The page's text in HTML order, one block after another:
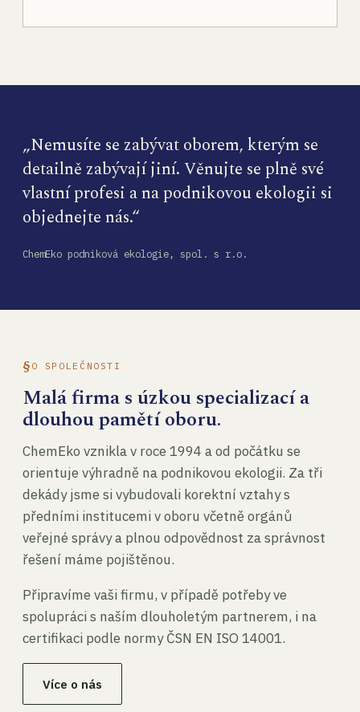
„Nemusíte se zabývat oborem, kterým se
detailně zabývají jiní. Věnujte se plně své
vlastní profesi a na podnikovou ekologii si
objednejte nás.“
ChemEko podniková ekologie, spol. s r.o.
O SPOLEČNOSTI
Malá firma s úzkou specializací a
dlouhou pamětí oboru.
ChemEko vznikla v roce 1994 a od počátku se
orientuje výhradně na podnikovou ekologii. Za tři
dekády jsme si vybudovali korektní vztahy s
předními institucemi v oboru včetně orgánů
veřejné správy a plnou odpovědnost za správnost
řešení máme pojištěnou.
Připravíme vaši firmu, v případě potřeby ve
spolupráci s naším dlouholetým partnerem, i na
certifikaci podle normy ČSN EN ISO 14001.
Více o nás